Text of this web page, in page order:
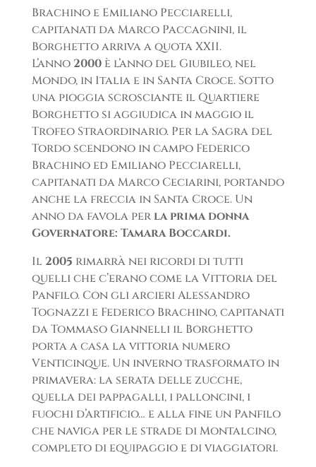
Brachino e Emiliano Pecciarelli,
capitanati da Marco Paccagnini, il
Borghetto arriva a quota XXII.
L’anno 2000 è l’anno del Giubileo, nel
Mondo, in Italia e in Santa Croce. Sotto
una pioggia scrosciante il Quartiere
Borghetto si aggiudica in maggio il
Trofeo Straordinario. Per la Sagra del
Tordo scendono in campo Federico
Brachino ed Emiliano Pecciarelli,
capitanati da Marco Ceciarini, portando
anche la freccia in Santa Croce. Un
anno da favola per la prima donna
Governatore: Tamara Boccardi.
Il 2005 rimarrà nei ricordi di tutti
quelli che c’erano come la Vittoria del
Panfilo. Con gli arcieri Alessandro
Tognazzi e Federico Brachino, capitanati
da Tommaso Giannelli il Borghetto
porta a casa la vittoria numero
Venticinque. Un inverno trasformato in
primavera: la serata delle zucche,
quella dei pappagalli, i palloncini, i
fuochi d’artificio… e alla fine un Panfilo
che naviga per le strade di Montalcino,
completo di equipaggio e di viaggiatori.